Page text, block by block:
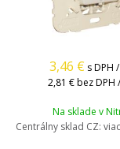
3,46 € s DPH
2,81 € bez DPH
Na sklade v
Centrálny sklad CZ: